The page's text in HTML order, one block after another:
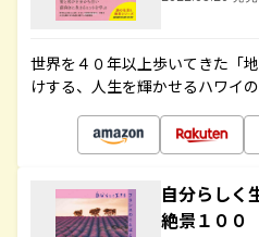
世界を４０年以上歩いてきた「
けする、人生を輝かせるハワイ
自分らしく
絶景１００